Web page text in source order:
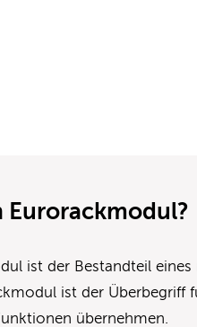
Eurorackmodul?
ist der Bestandteil
ist der Überbegriff
übernehmen.